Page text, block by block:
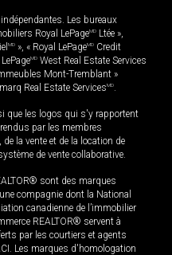
Les bureaux
Royal LePageMD Ltée »,
MD », « Royal LePageMD Credit
MD West Real Estate Services
Mont-Tremblant »
Real Estate ServicesMD
que les logos qui s'y rapportent
par les membres
la vente et de la location de
de vente collaborative.
sont des marques
compagnie dont la National
canadienne de l’immobilier
REALTOR® servent à
par les courtiers et agents
Les marques d'homologation